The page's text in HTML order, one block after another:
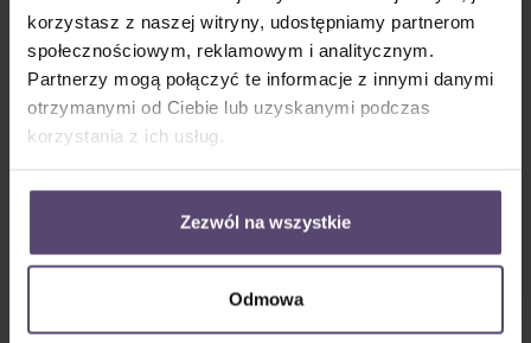
korzystasz z naszej witryny, udostępniamy partnerom
społecznościowym, reklamowym i analitycznym.
Partnerzy mogą połączyć te informacje z innymi danymi
otrzymanymi od Ciebie lub uzyskanymi podczas
korzystania z ich usług.
Zezwól na wszystkie
Odmowa
Zakres: 0–0
Rodzaj montażu
W szybie Na ramie